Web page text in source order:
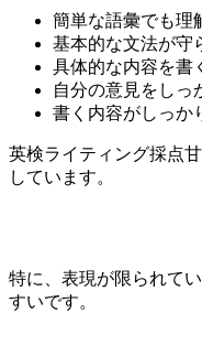
簡単な語彙でも理
基本的な文法が守
具体的な内容を書
自分の意見をしっ
書く内容がしっか
英検ライティング採点
しています。
特に、表現が限られて
すいです。